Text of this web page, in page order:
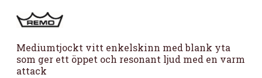
Mediumtjockt vitt enkelskinn med blank yta
som ger ett öppet och resonant ljud med en varm
attack